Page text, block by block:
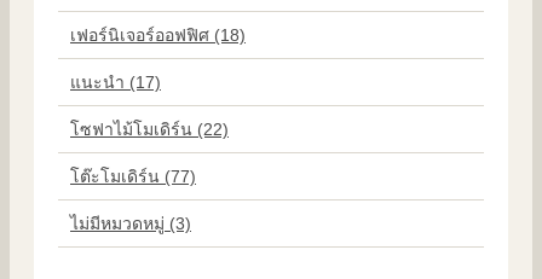
เฟอร์นิเจอร์ออฟฟิศ (18)
แนะนำ (17)
โซฟาไม้โมเดิร์น (22)
โต๊ะโมเดิร์น (77)
ไม่มีหมวดหมู่ (3)